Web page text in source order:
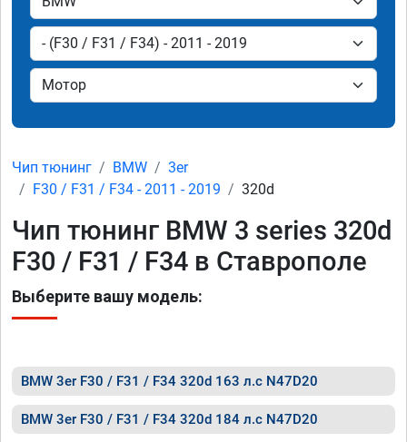
Чип тюнинг BMW
3er
F30 / F31 / F34 - 2011 - 2019
320d
Чип тюнинг BMW 3 series 320d
F30 / F31 / F34 в Ставрополе
Выберите вашу модель:
BMW 3er F30 / F31 / F34 320d 163 л.с N47D20
BMW 3er F30 / F31 / F34 320d 184 л.с N47D20